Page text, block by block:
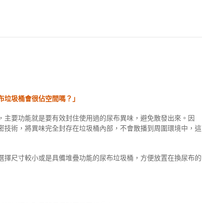
垃圾桶會很佔空間嗎？」
要功能就是要有效封住使用過的尿布異味，避免散發出來。因
術，將異味完全封存在垃圾桶內部，不會散播到周圍環境中，這
尺寸較小或是具備堆疊功能的尿布垃圾桶，方便放置在換尿布的